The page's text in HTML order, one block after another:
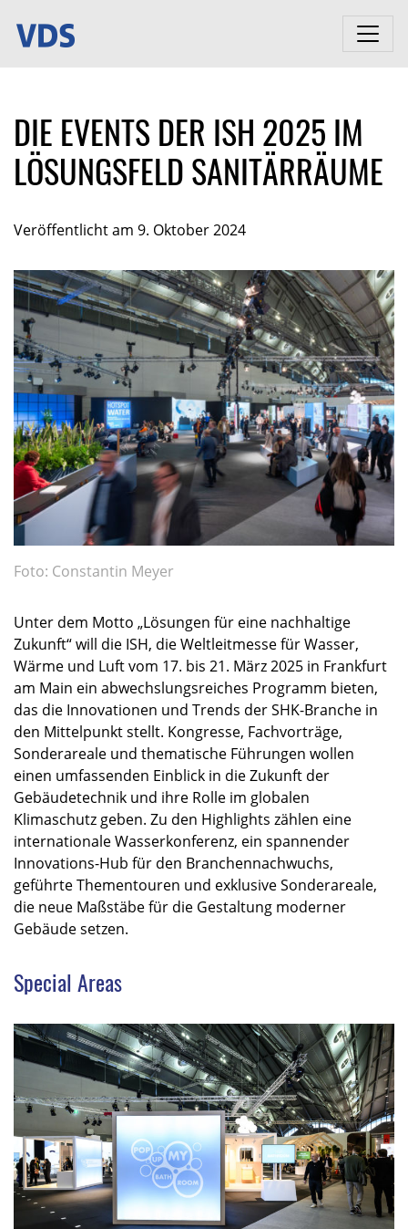
DIE EVENTS DER ISH 2025 IM
LÖSUNGSFELD SANITÄRRÄUME
Veröffentlicht am 9. Oktober 2024
Foto: Constantin Meyer
Unter dem Motto „Lösungen für eine nachhaltige
Zukunft“ will die ISH, die Weltleitmesse für Wasser,
Wärme und Luft vom 17. bis 21. März 2025 in Frankfurt
am Main ein abwechslungsreiches Programm bieten,
das die Innovationen und Trends der SHK-Branche in
den Mittelpunkt stellt. Kongresse, Fachvorträge,
Sonderareale und thematische Führungen wollen
einen umfassenden Einblick in die Zukunft der
Gebäudetechnik und ihre Rolle im globalen
Klimaschutz geben. Zu den Highlights zählen eine
internationale Wasserkonferenz, ein spannender
Innovations-Hub für den Branchennachwuchs,
geführte Thementouren und exklusive Sonderareale,
die neue Maßstäbe für die Gestaltung moderner
Gebäude setzen.
Special Areas